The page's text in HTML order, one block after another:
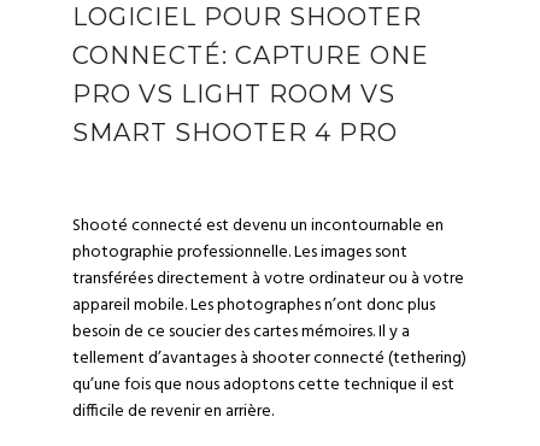
LOGICIEL POUR SHOOTER
CONNECTÉ: CAPTURE ONE
PRO VS LIGHT ROOM VS
SMART SHOOTER 4 PRO
Shooté connecté est devenu un incontournable en
photographie professionnelle. Les images sont
transférées directement à votre ordinateur ou à votre
appareil mobile. Les photographes n’ont donc plus
besoin de ce soucier des cartes mémoires. Il y a
tellement d’avantages à shooter connecté (tethering)
qu’une fois que nous adoptons cette technique il est
difficile de revenir en arrière.